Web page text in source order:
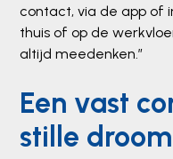
contact, via de app of
thuis of op de
altijd meedenken.”
Een vast
stille droom